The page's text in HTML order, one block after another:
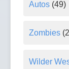
Autos(49)
Zombies
Wilder